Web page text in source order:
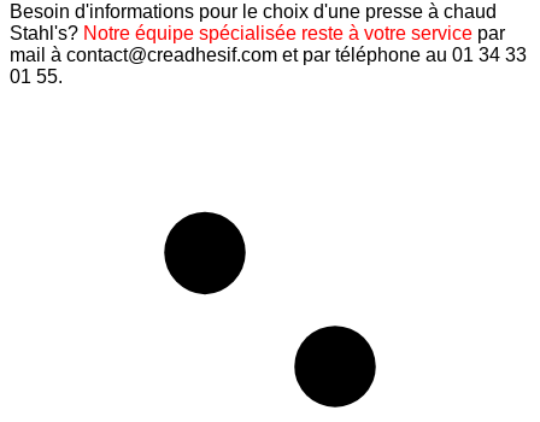
Besoin d'informations pour le choix d'une presse à chaud
Stahl's? Notre équipe spécialisée reste à votre service par
mail à contact@creadhesif.com et par téléphone au 01 34 33
01 55.